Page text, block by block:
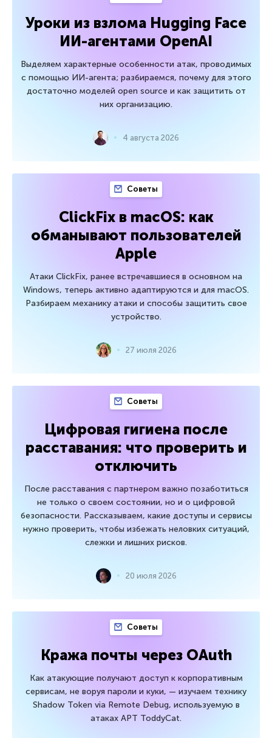
Уроки из взлома Hugging Face
ИИ-агентами OpenAI
Выделяем характерные особенности атак, проводимых
с помощью ИИ-агента; разбираемся, почему для этого
достаточно моделей open source и как защитить от
них организацию.
4 августа 2026
Советы
ClickFix в macOS: как
обманывают пользователей
Apple
Атаки ClickFix, ранее встречавшиеся в основном на
Windows, теперь активно адаптируются и для macOS.
Разбираем механику атаки и способы защитить свое
устройство.
27 июля 2026
Советы
Цифровая гигиена после
расставания: что проверить и
отключить
После расставания с партнером важно позаботиться
не только о своем состоянии, но и о цифровой
безопасности. Рассказываем, какие доступы и сервисы
нужно проверить, чтобы избежать неловких ситуаций,
слежки и лишних рисков.
20 июля 2026
Советы
Кража почты через OAuth
Как атакующие получают доступ к корпоративным
сервисам, не воруя пароли и куки, — изучаем технику
Shadow Token via Remote Debug, используемую в
атаках APT ToddyCat.